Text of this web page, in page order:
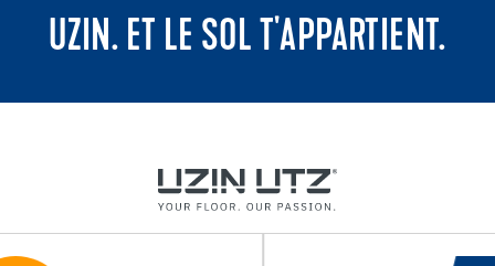
UZIN. ET LE SOL T'APPARTIENT.